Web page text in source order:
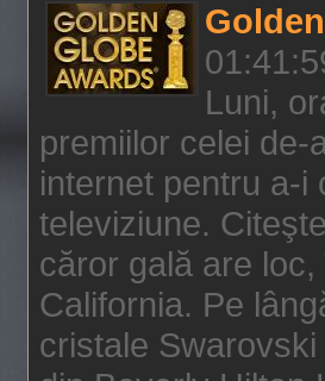
Luni,
premiilor celei de-
internet pentru a-i
televiziune.
căror gală are
California. Pe
cristale